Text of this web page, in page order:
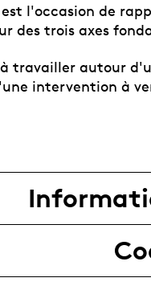
l'occasion de
des trois axes
à travailler autour
intervention à